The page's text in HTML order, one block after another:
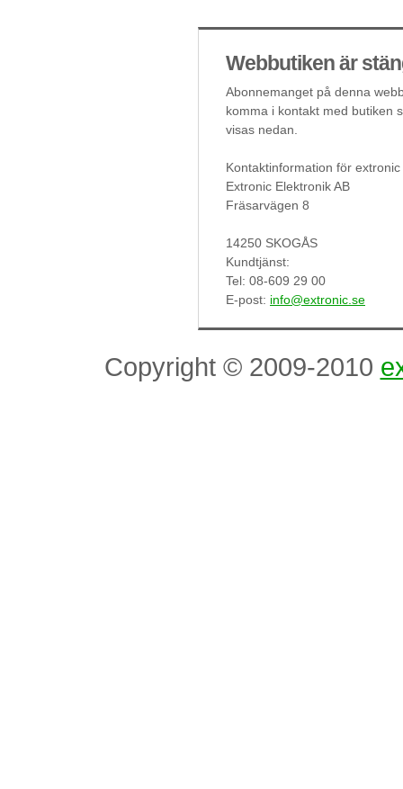
Webbutiken är
Abonnemanget på denna
komma i kontakt med butiken
visas nedan.
Kontaktinformation för extronic
Extronic Elektronik AB
Fräsarvägen 8
14250 SKOGÅS
Kundtjänst:
Tel: 08-609 29 00
E-post: info@extronic.se
Copyright © 2009-2010